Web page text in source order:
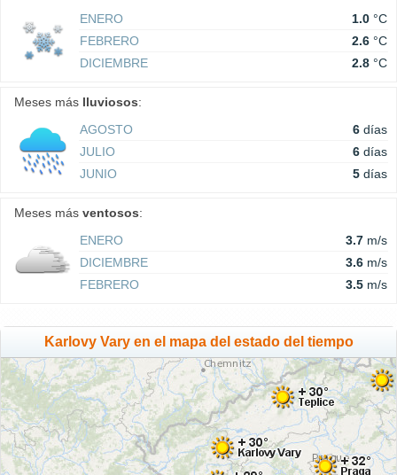
ENERO
1.0 °C
FEBRERO
2.6 °C
DICIEMBRE
2.8 °C
Meses más lluviosos:
AGOSTO
6 días
JULIO
6 días
JUNIO
5 días
Meses más ventosos:
ENERO
3.7 m/s
DICIEMBRE
3.6 m/s
FEBRERO
3.5 m/s
Karlovy Vary en el mapa del estado del tiempo